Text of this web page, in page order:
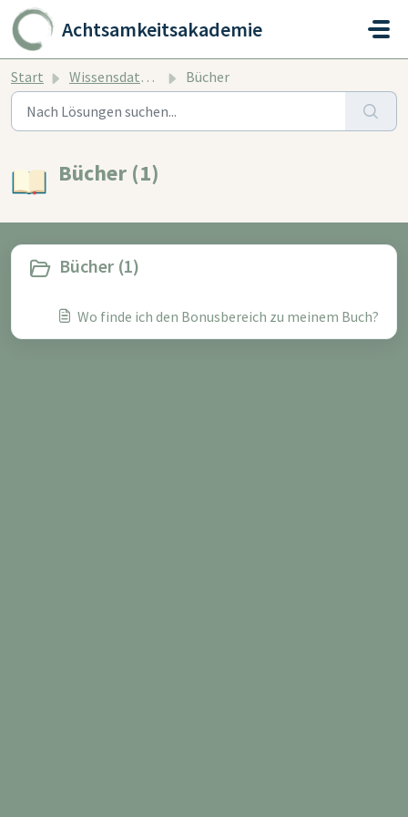
Zum hauptsächlichen Inhalt gehen
Achtsamkeitsakademie
Start Wissensdatenbank Bücher
Bücher (1)
Bücher (1)
Wo finde ich den Bonusbereich zu meinem Buch?